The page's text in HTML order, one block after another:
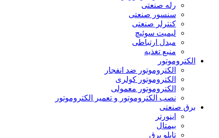
رله صنعتی
سنسور صنعتی
کنترلر صنعتی
لیمیت سوئیچ
مبدل ارتباطی
منبع تغذیه
الکتروموتور
الکتروموتور ضد انفجار
الکتروموتور کولری
الکتروموتور معمولی
نصب الکتروموتور و تعمیر الکتروموتور
برق صنعتی
اینورتر
بیمتال
تابلو برق